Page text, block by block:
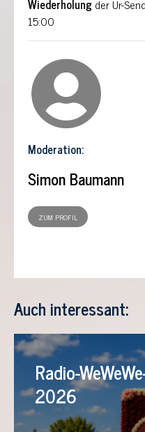
Wiederholung der Ur-
15:00
Moderation:
Simon Baumann
ZUM PROFIL
Auch interessant:
Radio-
2026